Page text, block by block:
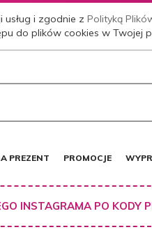
usług i zgodnie zPolityką
do plików cookies w Twojej
PREZENT PROMOCJE
INSTAGRAMA PO KODY